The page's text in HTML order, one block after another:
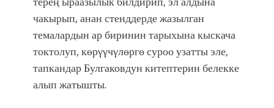
чакырып, анан стенддерде жазылган
темалардын ар биринин тарыхына кыскача
токтолуп, көрγγчγлөргө суроо узатты эле,
тапкандар Булгаковдун китептерин белекке
алып жатышты.